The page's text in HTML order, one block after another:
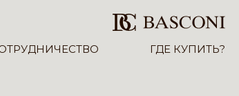
ГДЕ КУПИТЬ?